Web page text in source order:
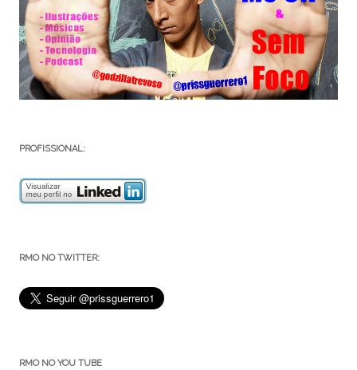
PROFISSIONAL:
RMO NO TWITTER:
RMO NO YOU TUBE